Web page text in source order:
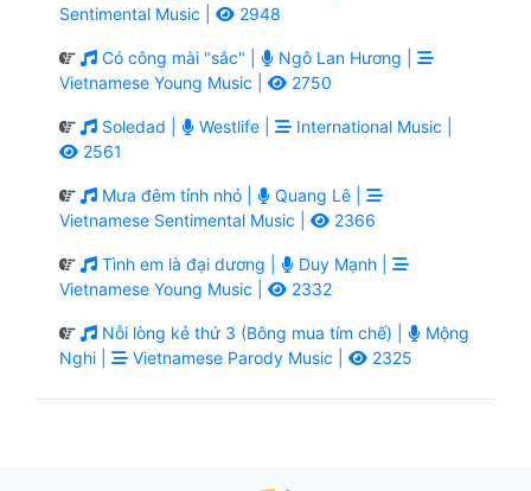
Sentimental Music |
2948
Có công mài "sắc" |
Ngô Lan Hương |
Vietnamese Young Music |
2750
Soledad | Westlife |
International Music |
2561
Mưa đêm tỉnh nhỏ |
Quang Lê |
Vietnamese Sentimental Music |
2366
Tình em là đại dương |
Duy Mạnh |
Vietnamese Young Music |
2332
Nỗi lòng kẻ thứ 3 (Bông mua tím chế) |
Mộng
Nghi |
Vietnamese Parody Music | 2325